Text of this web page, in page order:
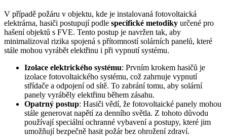
V případě požáru v objektu, kde je instalovaná fotovoltaická
elektrárna, hasiči postupují podle specifické metodiky určené pro
hašení objektů s FVE. Tento postup je navržen tak, aby
minimalizoval rizika spojená s přítomností solárních panelů, které
stále mohou vyrábět elektřinu i při vypnutí systému.
Izolace elektrického systému: Prvním krokem hasičů je
izolace fotovoltaického systému, což zahrnuje vypnutí
střídače a odpojení od sítě. To zabrání tomu, aby solární
panely vyráběly elektřinu během zásahu.
Opatrný postup: Hasiči vědí, že fotovoltaické panely mohou
stále generovat napětí za denního světla. Z tohoto důvodu
používají speciální ochranné vybavení a postupy, které jim
umožňují bezpečně hasit požár bez ohrožení zdraví.